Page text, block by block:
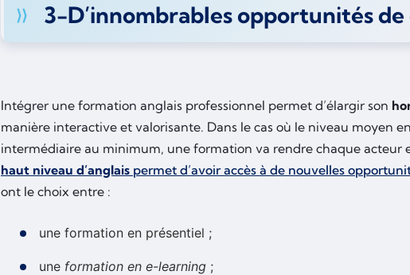
3-D’innombrables opportunités
Intégrer une formation anglais professionnel permet d’élargir son
manière interactive et valorisante. Dans le cas où le niveau moyen
intermédiaire au minimum, une formation va rendre chaque acteur
haut niveau d’anglais permet d’avoir accès à de nouvelles
ont le choix entre :
une formation en présentiel ;
une formation en e-learning ;